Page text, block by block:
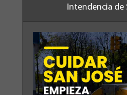
Intendencia de